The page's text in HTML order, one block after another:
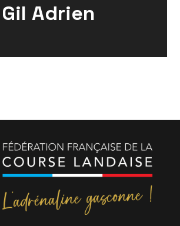
Gil Adrien